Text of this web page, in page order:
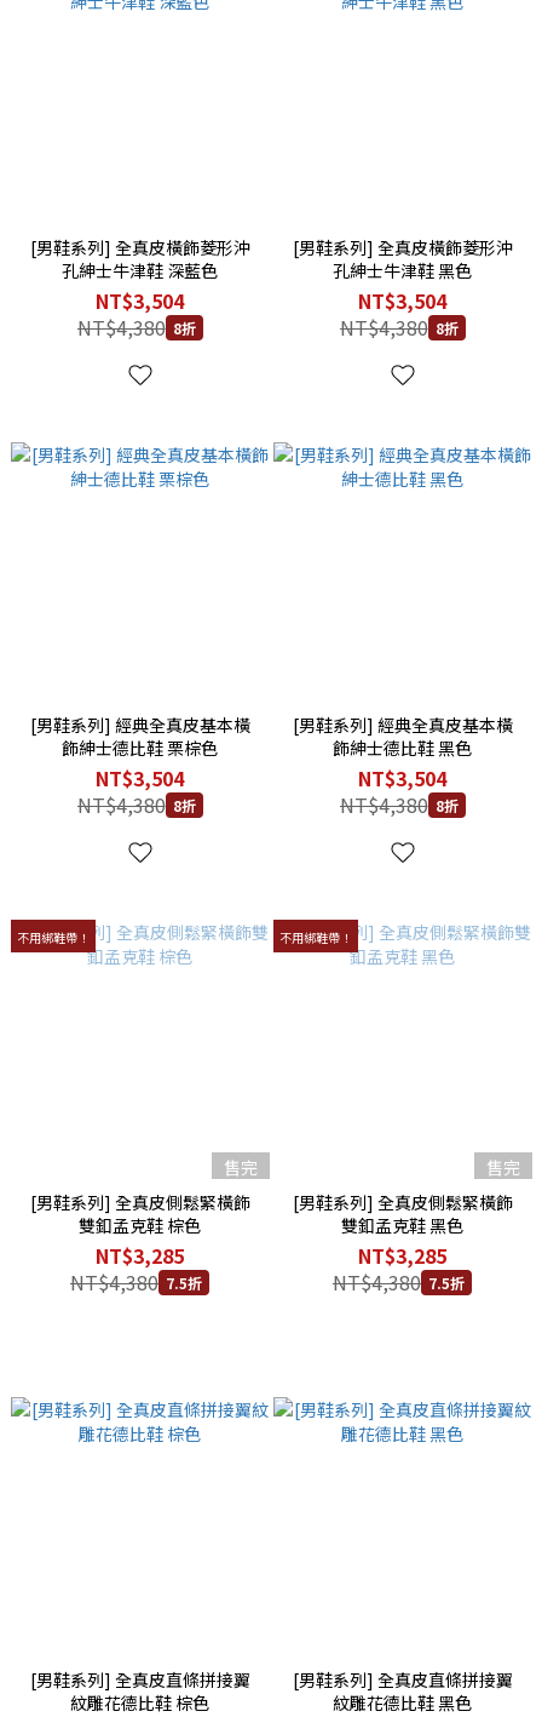
[男鞋系列] 全真皮橫飾菱形沖
孔紳士牛津鞋 深藍色
NT$3,504
NT$4,380 8折
[男鞋系列] 全真皮橫飾菱形沖
孔紳士牛津鞋 黑色
NT$3,504
NT$4,380 8折
[男鞋系列] 經典全真皮基本橫
飾紳士德比鞋 栗棕色
NT$3,504
NT$4,380 8折
[男鞋系列] 經典全真皮基本橫
飾紳士德比鞋 黑色
NT$3,504
NT$4,380 8折
不用綁鞋帶！
售完
[男鞋系列] 全真皮側鬆緊橫飾
雙釦孟克鞋 棕色
NT$3,285
NT$4,380 7.5折
不用綁鞋帶！
售完
[男鞋系列] 全真皮側鬆緊橫飾
雙釦孟克鞋 黑色
NT$3,285
NT$4,380 7.5折
[男鞋系列] 全真皮直條拼接翼
紋雕花德比鞋 棕色
[男鞋系列] 全真皮直條拼接翼
紋雕花德比鞋 黑色